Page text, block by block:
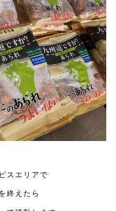
スエリアで
終えたら